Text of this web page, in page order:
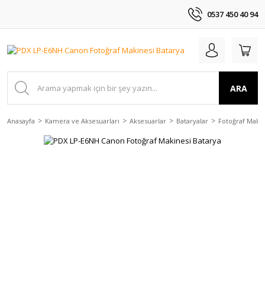
0537 450 40 94
ARA
Anasayfa Kamera ve Aksesuarları Aksesuarlar Bataryalar Fotoğraf